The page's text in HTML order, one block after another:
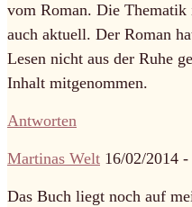
vom Roman. Die Thematik
auch aktuell. Der Roman
Lesen nicht aus der Ruhe
Inhalt mitgenommen.
Antworten
Martinas Welt 16/02/2014 -
Das Buch liegt noch auf